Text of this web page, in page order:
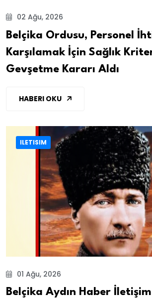
02 Ağu, 2026
Belçika Ordusu, Personel
Karşılamak İçin Sağlık
Gevşetme Kararı Aldı
HABERI OKU
ILETISIM
01 Ağu, 2026
Belçika Aydın Haber